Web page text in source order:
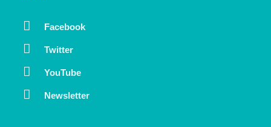
Facebook
Twitter
YouTube
Newsletter